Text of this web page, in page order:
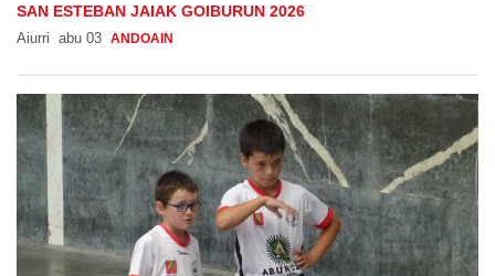
SAN ESTEBAN JAIAK GOIBURUN 2026
Aiurri abu 03 ANDOAIN